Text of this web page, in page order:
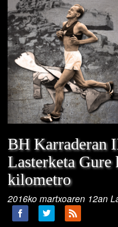
BH Karraderan
Lasterketa Gure
kilometro
2016ko martxoaren 12an